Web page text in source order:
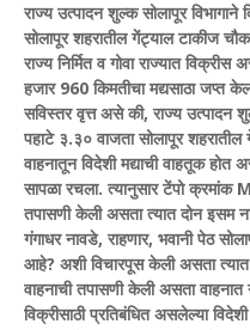
राज्य उत्पादन शुल्क सोलापूर
सोलापूर शहरातील गेंट्याल टाकीज
राज्य निर्मित व गोवा राज्यात
हजार 960 किमतीचा मद्यसाठा जप्त
सविस्तर वृत्त असे की, राज्य उत्पादन
पहाटे ३.३० वाजता सोलापूर
वाहनातून विदेशी मद्याची वाहतूक होत
सापळा रचला. त्यानुसार टेंपो क्रमांक
तपासणी केली असता त्यात दोन इसम
गंगाधर नावडे, राहणार, भवानी पेठ
आहे? अशी विचारपूस केली असता त्यात
वाहनाची तपासणी केली असता वाहनात
विक्रीसाठी प्रतिबंधित असलेल्या